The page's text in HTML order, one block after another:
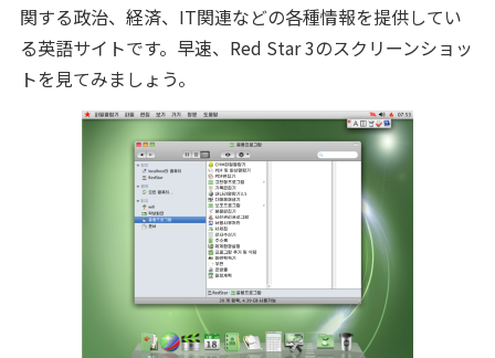
関する政治、経済、IT関連などの各種情報を提供してい
る英語サイトです。早速、Red Star 3のスクリーンショッ
トを見てみましょう。